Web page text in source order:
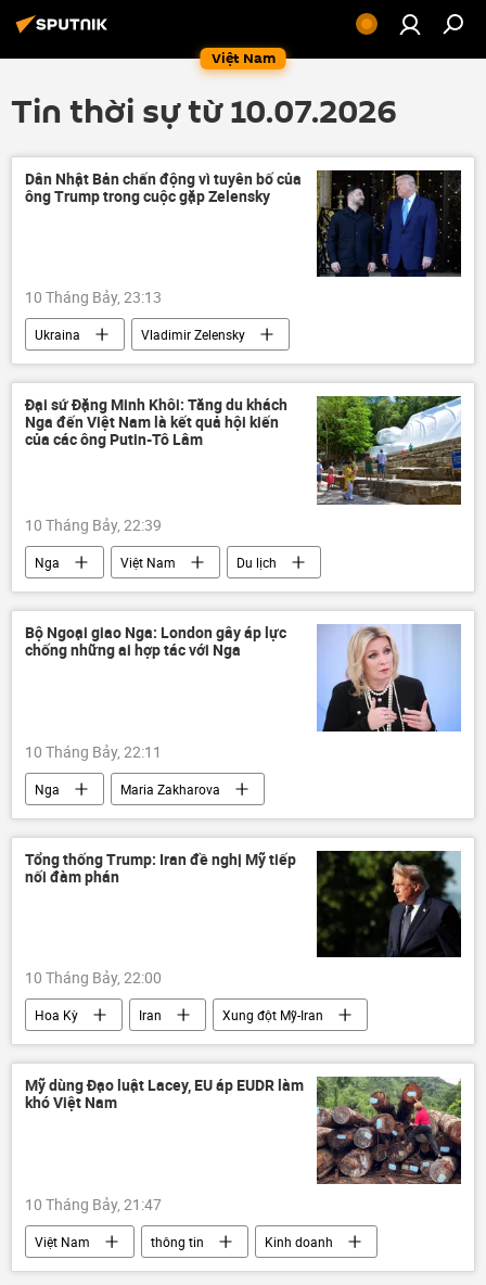
Việt Nam
Tin thời sự từ 10.07.2026
Dân Nhật Bản chấn động vì tuyên bố của
ông Trump trong cuộc gặp Zelensky
10 Tháng Bảy, 23:13
Ukraina
Vladimir Zelensky
Hoa Kỳ
Donald Trump
Nhật Bản
Nga
Moskva
phương Tây
Sergey Lavrov
Bộ Ngoại giao Nga
Thổ Nhĩ Kỳ
Tổ hợp tên lửa phòng không "Patriot"
Washington
Iran Nhà Trắng
Đại sứ Đặng Minh Khôi: Tăng du khách
Nga đến Việt Nam là kết quả hội kiến
của các ông Putin-Tô Lâm
10 Tháng Bảy, 22:39
Nga Việt Nam
Du lịch
Vladimir Putin
Tô Lâm
Đảng Cộng sản Việt Nam
Moskva
Quảng Ninh
Điện Kremlin
Bộ Ngoại giao Nga: London gây áp lực
chống những ai hợp tác với Nga
10 Tháng Bảy, 22:11
Nga
Maria Zakharova
MIA Rossiya Segodnya
Bộ Ngoại giao Nga
London
Anh
Thế giới
Margarita Simonyan
Tổng thống Trump: Iran đề nghị Mỹ tiếp
nối đàm phán
10 Tháng Bảy, 22:00
Hoa Kỳ Iran
Xung đột Mỹ-Iran
Washington
Donald Trump
Thế giới
Trung Đông
eo biển Hormuz
Bahrain
Mỹ dùng Đạo luật Lacey, EU áp EUDR làm
khó Việt Nam
10 Tháng Bảy, 21:47
Việt Nam thông tin
Kinh doanh
gỗ
doanh nghiệp xuất khẩu